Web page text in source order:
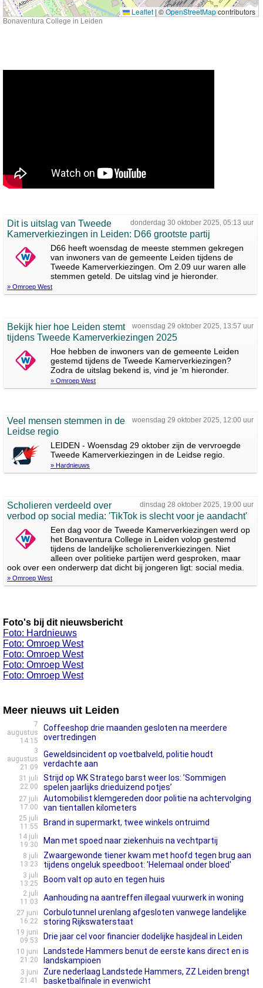
Leaflet |©OpenStreetMapcontributors
Bonaventura College in Leiden
donderdag 30 oktober 2025, 05:13 uur
Dit is uitslag van Tweede
Kamerverkiezingen in Leiden: D66 grootste partij
D66 heeft woensdag de meeste stemmen gekregen
van inwoners van de gemeente Leiden tijdens de
Tweede Kamerverkiezingen. Om 2.09 uur waren alle
stemmen geteld. De uitslag vind je hieronder.
» Omroep West
woensdag 29 oktober 2025, 13:57 uur
Bekijk hier hoe Leiden stemt
tijdens Tweede Kamerverkiezingen 2025
Hoe hebben de inwoners van de gemeente Leiden
gestemd tijdens de Tweede Kamerverkiezingen?
Zodra de uitslag bekend is, vind je 'm hieronder.
» Omroep West
woensdag 29 oktober 2025, 12:00 uur
Veel mensen stemmen in de
Leidse regio
LEIDEN - Woensdag 29 oktober zijn de vervroegde
Tweede Kamerverkiezingen in de Leidse regio.
» Hardnieuws
dinsdag 28 oktober 2025, 19:00 uur
Scholieren verdeeld over
verbod op social media: 'TikTok is slecht voor je aandacht'
Een dag voor de Tweede Kamerverkiezingen werd op
het Bonaventura College in Leiden volop gestemd
tijdens de landelijke scholierenverkiezingen. Niet
alleen over politieke partijen werd gesproken, maar
ook over een onderwerp dat dicht bij jongeren ligt: social media.
» Omroep West
Foto's bij dit nieuwsbericht
Foto: Hardnieuws
Foto: Omroep West
Foto: Omroep West
Foto: Omroep West
Foto: Omroep West
Meer nieuws uit Leiden
7
augustus
14:15
Coffeeshop drie maanden gesloten na meerdere
overtredingen
3
augustus
21:09
Geweldsincident op voetbalveld, politie houdt
verdachte aan
31 juli
22:00
Strijd op WK Stratego barst weer los: ’Sommigen
spelen jaarlijks drieduizend potjes’
27 juli
17:00
Automobilist klemgereden door politie na achtervolging
van tientallen kilometers
25 juli
11:55
Brand in supermarkt, twee winkels ontruimd
14 juli
19:30
Man met spoed naar ziekenhuis na vechtpartij
8 juli
13:23
Zwaargewonde tiener kwam met hoofd tegen brug aan
tijdens ongeluk speedboot: 'Helemaal onder bloed'
3 juli
13:25
Boom valt op auto en tegen huis
2 juli
11:03
Aanhouding na aantreffen illegaal vuurwerk in woning
27 juni
16:22
Corbulotunnel urenlang afgesloten vanwege landelijke
storing Rijkswaterstaat
19 juni
09:53
Drie jaar cel voor financier dodelijke hasjdeal in Leiden
10 juni
21:20
Landstede Hammers benut de eerste kans direct en is
landskampioen
3 juni
21:41
Zure nederlaag Landstede Hammers, ZZ Leiden brengt
basketbalfinale in evenwicht